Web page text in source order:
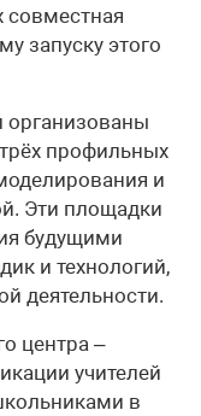
запуску этого
организованы
профильных
и
Эти площадки
будущими
и технологий,
деятельности.
центра –
учителей
в